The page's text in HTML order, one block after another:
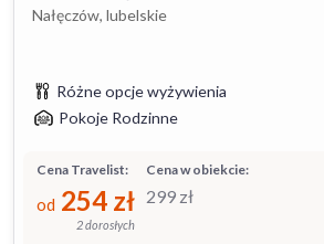
Nałęczów, lubelskie
Różne opcje wyżywienia
Pokoje Rodzinne
Cena w obiekcie:
299 zł
Cena Travelist:
od 254 zł
2 dorosłych